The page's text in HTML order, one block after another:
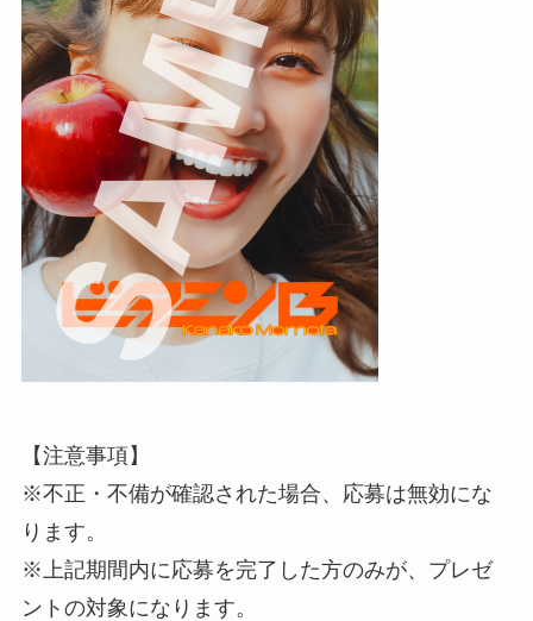
【注意事項】
※不正・不備が確認された場合、応募は無効にな
ります。
※上記期間内に応募を完了した方のみが、プレゼ
ントの対象になります。